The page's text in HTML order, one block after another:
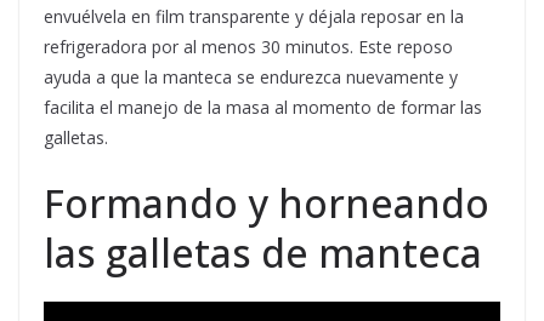
envuélvela en film transparente y déjala reposar en la
refrigeradora por al menos 30 minutos. Este reposo
ayuda a que la manteca se endurezca nuevamente y
facilita el manejo de la masa al momento de formar las
galletas.
Formando y horneando
las galletas de manteca